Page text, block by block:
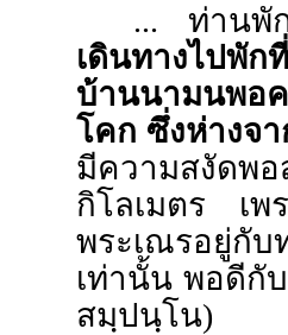
... ท่านพั
เดินทางไปพั
บ้านนามนพอ
โคก ซึ่งห่างจ
มีความสงัดพ
กิโลเมตร เพ
พระเณรอยู่
เท่านั้น พอดีกั
สมฺปนฺโน)